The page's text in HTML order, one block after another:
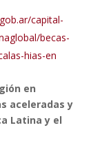
capital-
becas-
hias-en
en
aceleradas y
Latina y el